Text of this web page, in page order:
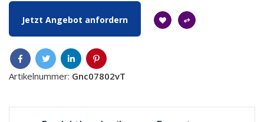
Jetzt Angebot anfordern
Artikelnummer: Gnc07802vT